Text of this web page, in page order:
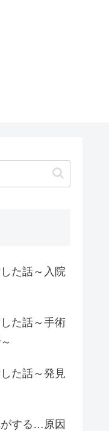
た話～入院
た話～手術
た話～発見
する…原因